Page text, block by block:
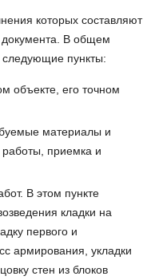
которых составляют
В общем
следующие пункты:
объекте, его точном
материалы и
работы, приемка и
В этом пункте
кладки на
первого и
армирования, укладки
стен из блоков